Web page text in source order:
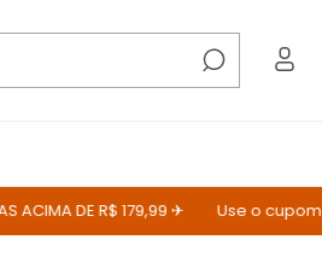
DE R$ 179,99 ✈ Use o cupom